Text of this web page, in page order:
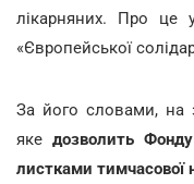
лікарняних. Про це
«Європейської
За його словами, на
якедозволить
листками тимчасової